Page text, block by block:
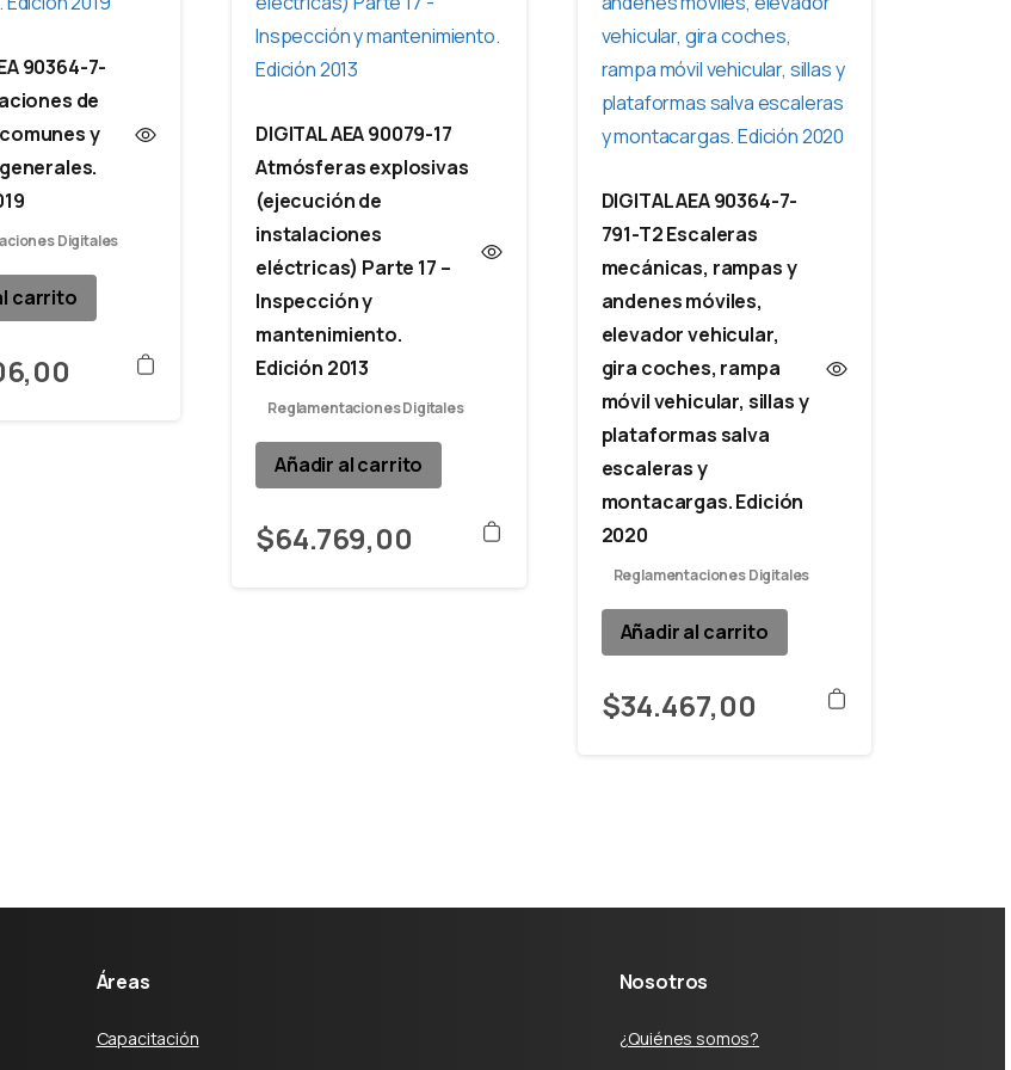
magnitudes
de
puesta
tierra
(resistividades,
resistencias,
impedancias
y
gradientes).
Edición
2021
quantity
90364-7-
de
y
Digitales
carrito
DIGITAL AEA 90079-17
Atmósferas explosivas
(ejecución de
instalaciones
eléctricas) Parte 17 –
Inspección y
mantenimiento.
Edición 2013
Reglamentaciones Digitales
Añadir al carrito
$64.769,00
DIGITAL AEA 90364-7-
791-T2 Escaleras
mecánicas, rampas y
andenes móviles,
elevador vehicular,
gira coches, rampa
móvil vehicular, sillas y
plataformas salva
escaleras y
montacargas. Edición
2020
Reglamentaciones Digitales
Añadir al carrito
$34.467,00
Áreas
Capacitación
Nosotros
¿Quiénes somos?